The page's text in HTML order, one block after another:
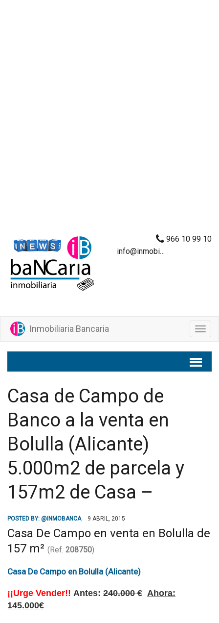
966 10 99 10
info@inmobiliariabancaria.com
M
e
n
ú
Inmobiliaria Bancaria
Casa de Campo de
Banco a la venta en
Bolulla (Alicante)
5.000m2 de parcela y
157m2 de Casa –
POSTED BY: @INMOBANCA 9 ABRIL, 2015
Casa De Campo en venta en Bolulla de
157 m² (Ref. 208750)
Casa De Campo en Bolulla (Alicante)
¡¡Urge Vender!! Antes: 240.000 € Ahora:
145.000€